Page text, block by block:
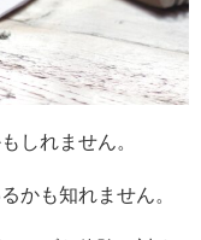
しれません。
かも知れません。